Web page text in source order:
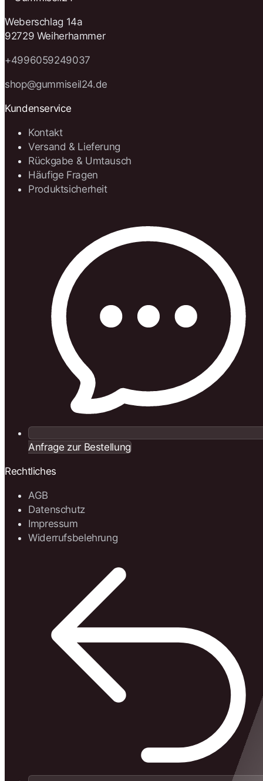
Weberschlag 14a
92729 Weiherhammer
+4996059249037
shop@gummiseil24.de
Kundenservice
Kontakt
Versand & Lieferung
Rückgabe & Umtausch
Häufige Fragen
Produktsicherheit
Anfrage zur Bestellung
Rechtliches
AGB
Datenschutz
Impressum
Widerrufsbelehrung